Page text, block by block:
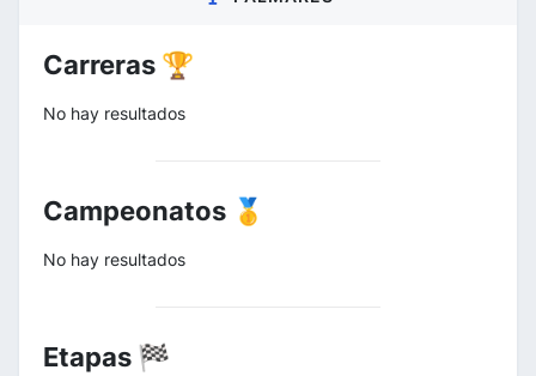
Carreras 🏆
No hay resultados
Campeonatos 🥇
No hay resultados
Etapas 🏁